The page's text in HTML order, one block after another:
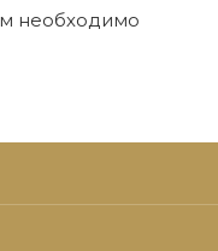
необходимо